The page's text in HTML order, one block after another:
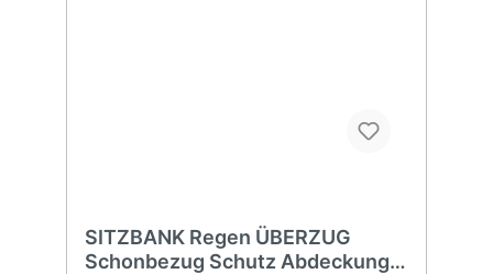
SITZBANK Regen ÜBERZUG
Schonbezug Schutz Abdeckung